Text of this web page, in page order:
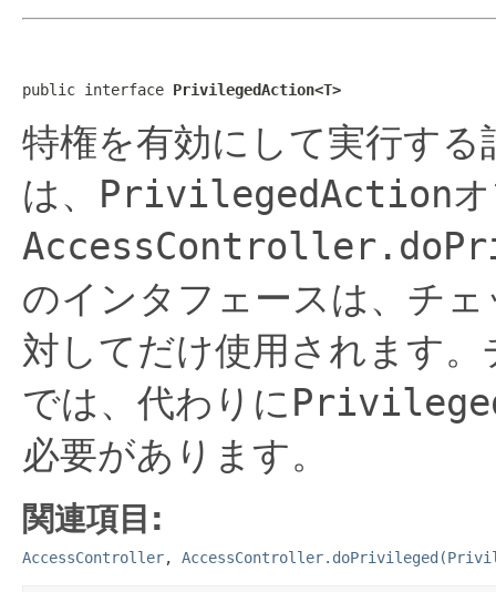
public interface PrivilegedAction<T>
特権を有効にして実行する
は、 PrivilegedAction
のインタフェースは、チ
対してだけ使用されます
では、代わりに
必要があります。
関連項目:
AccessController,